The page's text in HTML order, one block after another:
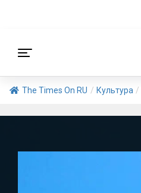
The Times On RU / Культура /